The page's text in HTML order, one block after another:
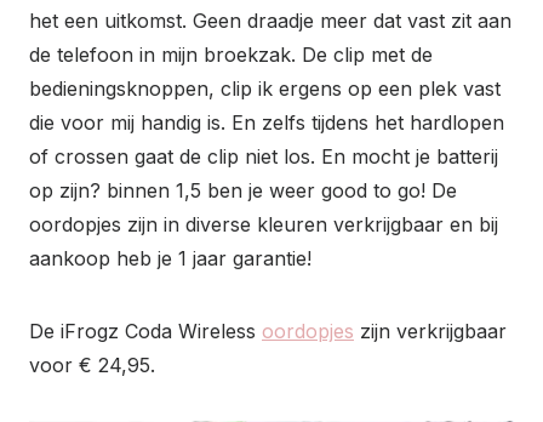
het een uitkomst. Geen draadje meer dat vast zit aan
de telefoon in mijn broekzak. De clip met de
bedieningsknoppen, clip ik ergens op een plek vast
die voor mij handig is. En zelfs tijdens het hardlopen
of crossen gaat de clip niet los. En mocht je batterij
op zijn? binnen 1,5 ben je weer good to go! De
oordopjes zijn in diverse kleuren verkrijgbaar en bij
aankoop heb je 1 jaar garantie!
De iFrogz Coda Wireless oordopjes zijn verkrijgbaar
voor € 24,95.